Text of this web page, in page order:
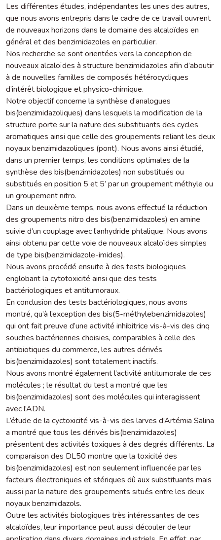
Les différentes études, indépendantes les unes des autres,
que nous avons entrepris dans le cadre de ce travail ouvrent
de nouveaux horizons dans le domaine des alcaloïdes en
général et des benzimidazoles en particulier.
Nos recherche se sont orientées vers la conception de
nouveaux alcaloïdes à structure benzimidazoles afin d’aboutir
à de nouvelles familles de composés hétérocycliques
d’intérêt biologique et physico-chimique.
Notre objectif concerne la synthèse d’analogues
bis(benzimidazoliques) dans lesquels la modification de la
structure porte sur la nature des substituants des cycles
aromatiques ainsi que celle des groupements reliant les deux
noyaux benzimidazoliques (pont). Nous avons ainsi étudié,
dans un premier temps, les conditions optimales de la
synthèse des bis(benzimidazoles) non substitués ou
substitués en position 5 et 5’ par un groupement méthyle ou
un groupement nitro.
Dans un deuxième temps, nous avons effectué la réduction
des groupements nitro des bis(benzimidazoles) en amine
suivie d’un couplage avec l’anhydride phtalique. Nous avons
ainsi obtenu par cette voie de nouveaux alcaloïdes simples
de type bis(benzimidazole-imides).
Nous avons procédé ensuite à des tests biologiques
englobant la cytotoxicité ainsi que des tests
bactériologiques et antitumoraux.
En conclusion des tests bactériologiques, nous avons
montré, qu’à l’exception des bis(5-méthylebenzimidazoles)
qui ont fait preuve d’une activité inhibitrice vis-à-vis des cinq
souches bactériennes choisies, comparables à celle des
antibiotiques du commerce, les autres dérivés
bis(benzimidazoles) sont totalement inactifs.
Nous avons montré également l’activité antitumorale de ces
molécules ; le résultat du test a montré que les
bis(benzimidazoles) sont des molécules qui interagissent
avec l’ADN.
L’étude de la cyctoxicité vis-à-vis des larves d’Artémia Salina
a montré que tous les dérivés bis(benzimidazoles)
présentent des activités toxiques à des degrés différents. La
comparaison des DL50 montre que la toxicité des
bis(benzimidazoles) est non seulement influencée par les
facteurs électroniques et stériques dû aux substituants mais
aussi par la nature des groupements situés entre les deux
noyaux benzimidazols.
Outre les activités biologiques très intéressantes de ces
alcaloïdes, leur importance peut aussi découler de leur